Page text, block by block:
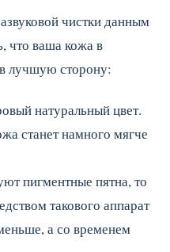
чистки данным
что ваша кожа в
лучшую сторону:
натуральный цвет.
станет намного мягче
пигментные пятна, то
такового аппарат
а со временем